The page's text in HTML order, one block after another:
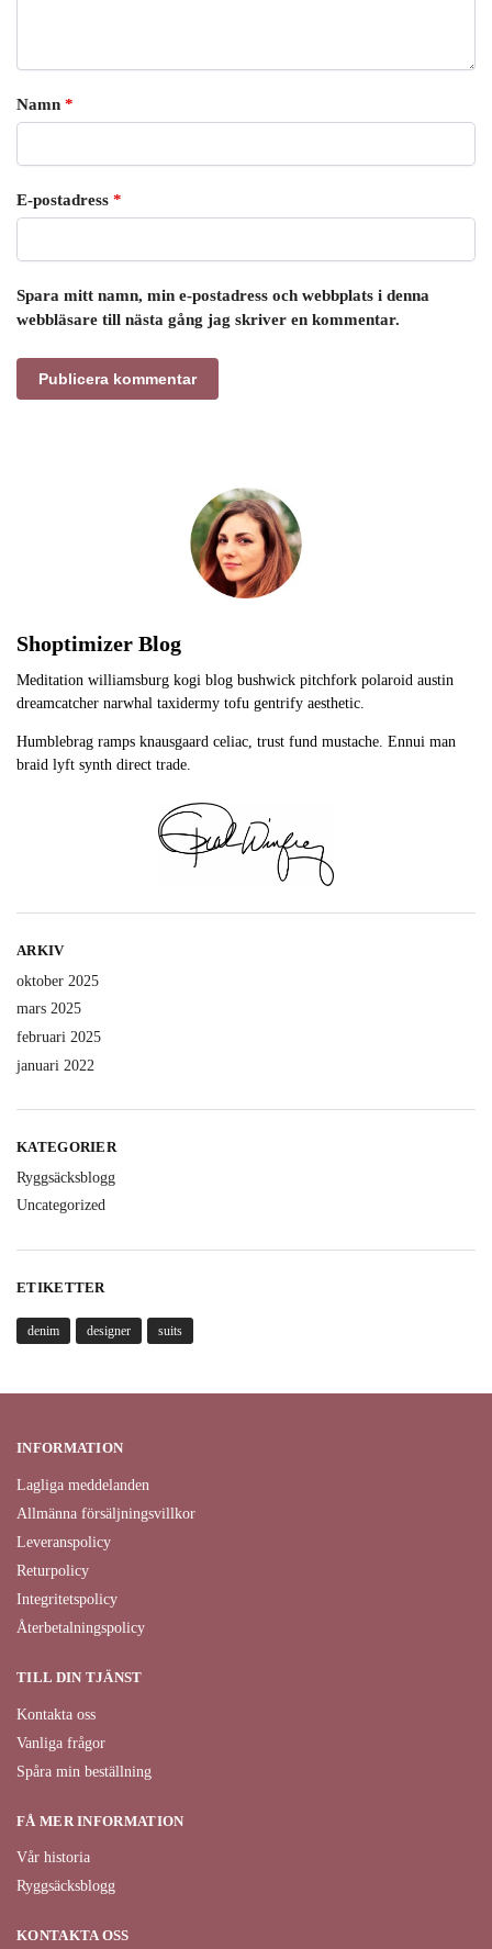
Namn *
E-postadress *
Spara mitt namn, min e-postadress och webbplats i denna
webbläsare till nästa gång jag skriver en kommentar.
Shoptimizer Blog
Meditation williamsburg kogi blog bushwick pitchfork polaroid austin
dreamcatcher narwhal taxidermy tofu gentrify aesthetic.
Humblebrag ramps knausgaard celiac, trust fund mustache. Ennui man
braid lyft synth direct trade.
ARKIV
oktober 2025
mars 2025
februari 2025
januari 2022
KATEGORIER
Ryggsäcksblogg
Uncategorized
ETIKETTER
denim designer suits
INFORMATION
Lagliga meddelanden
Allmänna försäljningsvillkor
Leveranspolicy
Returpolicy
Integritetspolicy
Återbetalningspolicy
TILL DIN TJÄNST
Kontakta oss
Vanliga frågor
Spåra min beställning
FÅ MER INFORMATION
Vår historia
Ryggsäcksblogg
KONTAKTA OSS